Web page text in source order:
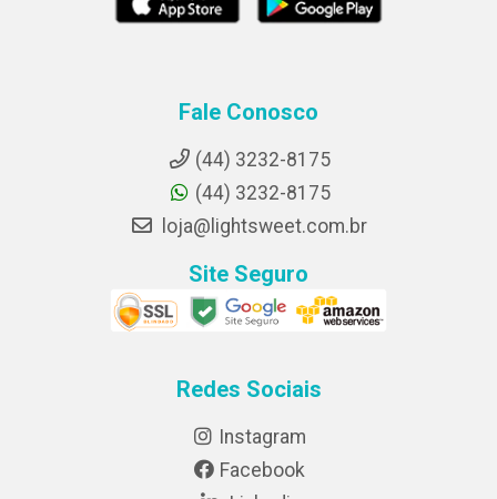
Fale Conosco
(44) 3232-8175
(44) 3232-8175
loja@lightsweet.com.br
Site Seguro
Redes Sociais
Instagram
Facebook